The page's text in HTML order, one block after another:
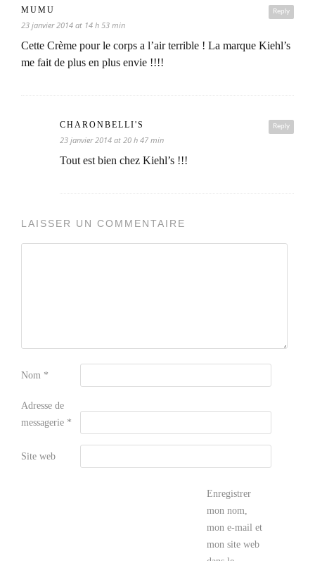
Reply
MUMU
23 janvier 2014 at 14 h 53 min
Cette Crème pour le corps a l’air terrible ! La marque Kiehl’s
me fait de plus en plus envie !!!!
Reply
CHARONBELLI'S
23 janvier 2014 at 20 h 47 min
Tout est bien chez Kiehl’s !!!
LAISSER UN COMMENTAIRE
Nom *
Adresse de
messagerie *
Site web
Enregistrer
mon nom,
mon e-mail et
mon site web